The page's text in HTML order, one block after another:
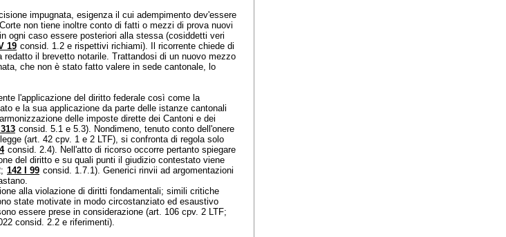
impugnata, esigenza il cui adempimento dev'essere
non tiene inoltre conto di fatti o mezzi di prova nuovi
ogni caso essere posteriori alla stessa (cosiddetti veri
19 consid. 1.2 e rispettivi richiami). Il ricorrente chiede di
il brevetto notarile. Trattandosi di un nuovo mezzo
che non è stato fatto valere in sede cantonale, lo
l'applicazione del diritto federale così come la
e la sua applicazione da parte delle istanze cantonali
delle imposte dirette dei Cantoni e dei
consid. 5.1 e 5.3). Nondimeno, tenuto conto dell'onere
(art. 42 cpv. 1 e 2 LTF), si confronta di regola solo
consid. 2.4). Nell'atto di ricorso occorre pertanto spiegare
del diritto e su quali punti il giudizio contestato viene
142 I 99 consid. 1.7.1). Generici rinvii ad argomentazioni
alla violazione di diritti fondamentali; simili critiche
state motivate in modo circostanziato ed esaustivo
essere prese in considerazione (art. 106 cpv. 2 LTF;
consid. 2.2 e riferimenti).